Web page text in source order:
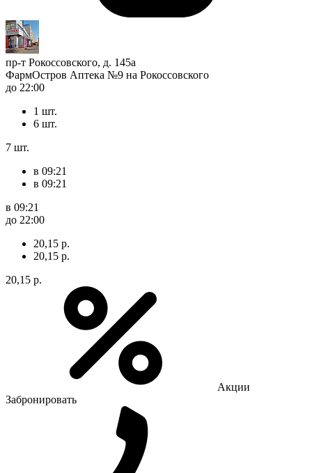
пр-т Рокоссовского, д. 145а
ФармОстров Аптека №9 на Рокоссовского
до 22:00
1 шт.
6 шт.
7 шт.
в 09:21
в 09:21
в 09:21
до 22:00
20,15 р.
20,15 р.
20,15 р.
Акции
Забронировать